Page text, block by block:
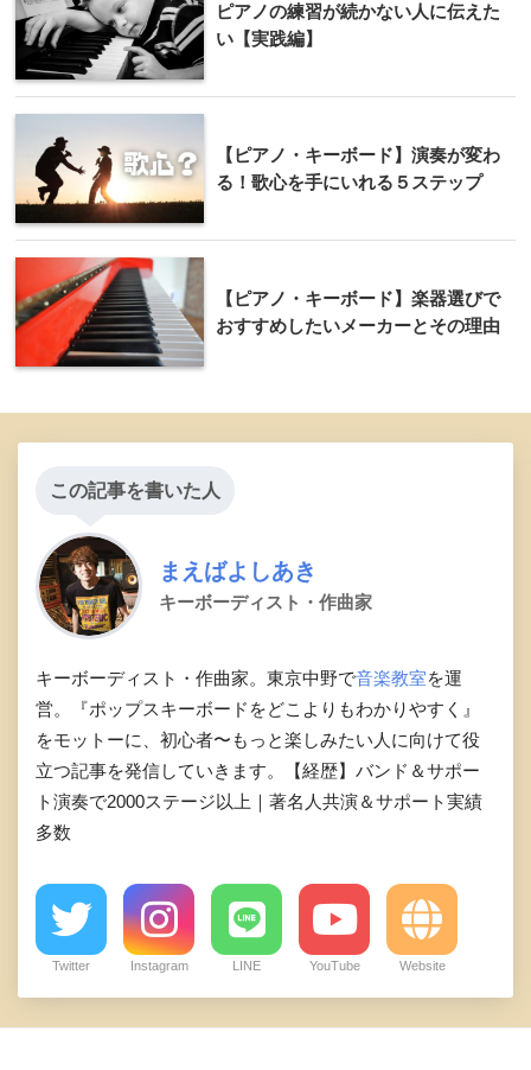
ピアノの練習が続かない人に伝えた
い【実践編】
【ピアノ・キーボード】演奏が変わ
る！歌心を手にいれる５ステップ
【ピアノ・キーボード】楽器選びで
おすすめしたいメーカーとその理由
この記事を書いた人
まえばよしあき
キーボーディスト・作曲家
キーボーディスト・作曲家。東京中野で音楽教室を運
営。『ポップスキーボードをどこよりもわかりやすく』
をモットーに、初心者〜もっと楽しみたい人に向けて役
立つ記事を発信していきます。【経歴】バンド＆サポー
ト演奏で2000ステージ以上｜著名人共演＆サポート実績
多数
Twitter Instagram LINE YouTube Website